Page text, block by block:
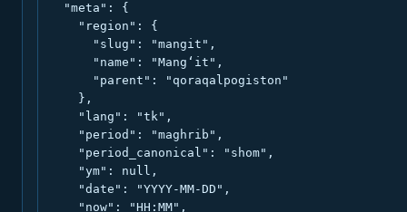
  "meta": {
    "region": {
      "slug": "mangit",
      "name": "Mang‘it",
      "parent": "qoraqalpogiston"
    },
    "lang": "tk",
    "period": "maghrib",
    "period_canonical": "shom",
    "ym": null,
    "date": "YYYY-MM-DD",
    "now": "HH:MM",